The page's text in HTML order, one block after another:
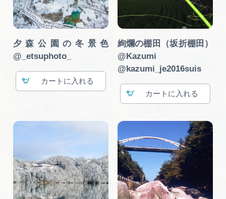
夕森公園の冬景色
@_etsuphoto_
カート
絢爛の棚田（坂折棚田）
@Kazumi
@kazumi_je2016suis
カート